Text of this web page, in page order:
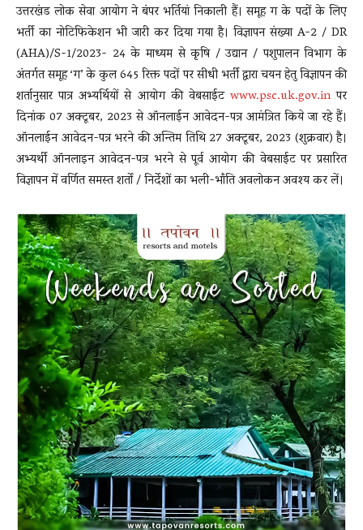
उत्तरखंड लोक सेवा आयोग ने बंपर भर्तियां निकाली हैं। समूह ग के पदों के लिए
भर्ती का नोटिफिकेशन भी जारी कर दिया गया है। विज्ञापन संख्या A-2 / DR
(AHA)/S-1/2023- 24 के माध्यम से कृषि / उद्यान / पशुपालन विभाग के
अंतर्गत समूह ‘ग’ के कुल 645 रिक्त पदों पर सीधी भर्ती द्वारा चयन हेतु विज्ञापन की
शर्तानुसार पात्र अभ्यर्थियों से आयोग की वेबसाईट www.psc.uk.gov.inपर
दिनांक 07 अक्टूबर, 2023 से ऑनलाईन आवेदन-पत्र आमंत्रित किये जा रहे हैं।
ऑनलाईन आवेदन-पत्र भरने की अन्तिम तिथि 27 अक्टूबर, 2023 (शुक्रवार) है।
अभ्यर्थी ऑनलाइन आवेदन-पत्र भरने से पूर्व आयोग की वेबसाईट पर प्रसारित
विज्ञापन में वर्णित समस्त शर्तों / निर्देशों का भली-भाँति अवलोकन अवश्य कर लें।